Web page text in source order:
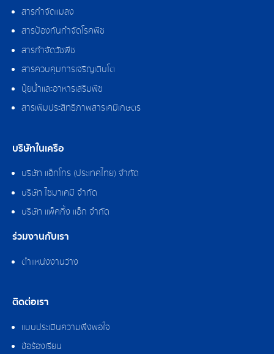
สารกำจัดแมลง
สารป้องกันกำจัดโรคพืช
สารกำจัดวัชพืช
สารควบคุมการเจริญเติบโต
ปุ๋ยน้ำและอาหารเสริมพืช
สารเพิ่มประสิทธิภาพสารเคมีเกษตร
บริษัทในเครือ
บริษัท แอ็กโกร (ประเทศไทย) จำกัด
บริษัท ไซมาเคมี จำกัด
บริษัท แพ็คกิ้ง แอ็ก จำกัด
ร่วมงานกับเรา
ตำแหน่งงานว่าง
ติดต่อเรา
แบบประเมินความพึงพอใจ
ข้อร้องเรียน